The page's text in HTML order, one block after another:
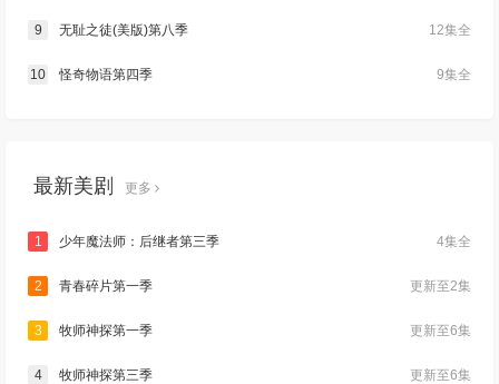
12集全
9 无耻之徒(美版)第八季
9集全
10 怪奇物语第四季
最新美剧 更多
4集全
1 少年魔法师：后继者第三季
更新至2集
2 青春碎片第一季
更新至6集
3 牧师神探第一季
更新至6集
4 牧师神探第三季